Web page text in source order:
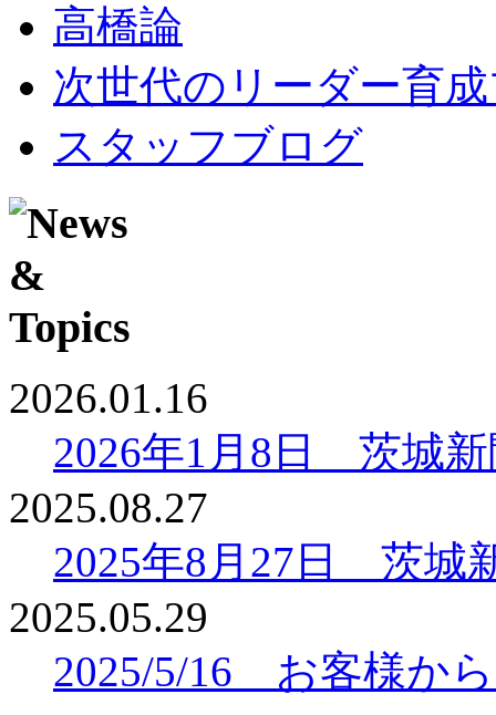
高橋論
次世代のリーダー育
スタッフブログ
2026.01.16
2026年1月8日 茨城
2025.08.27
2025年8月27日 茨城
2025.05.29
2025/5/16 お客様か